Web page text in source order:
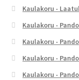
Kaulakoru -
Kaulakoru -
Kaulakoru -
Kaulakoru -
Kaulakoru -